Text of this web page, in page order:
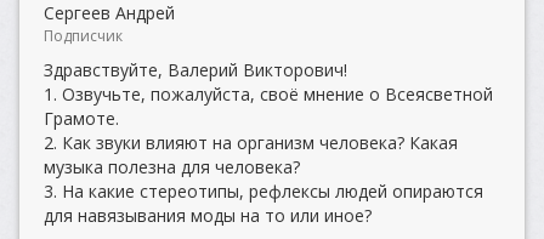
Сергеев Андрей
Подписчик
Здравствуйте, Валерий Викторович!
1. Озвучьте, пожалуйста, своё мнение о Всеясветной
Грамоте.
2. Как звуки влияют на организм человека? Какая
музыка полезна для человека?
3. На какие стереотипы, рефлексы людей опираются
для навязывания моды на то или иное?